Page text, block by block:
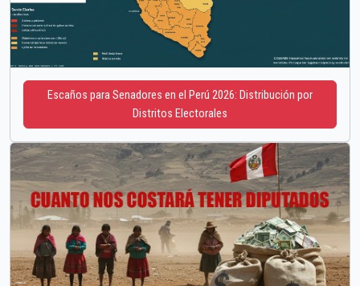
Escaños para Senadores en el Perú 2026: Distribución por
Distritos Electorales